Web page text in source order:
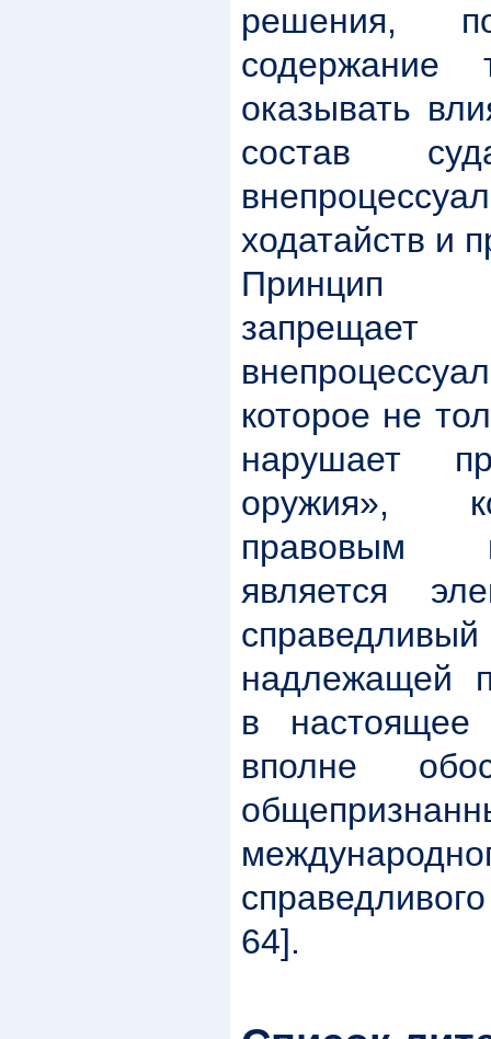
решения,
оказывать
состав
ходатайств и
Принцип
которое не
нарушает
оружия»,
правовым
является
надлежащей
в
вполне
64].